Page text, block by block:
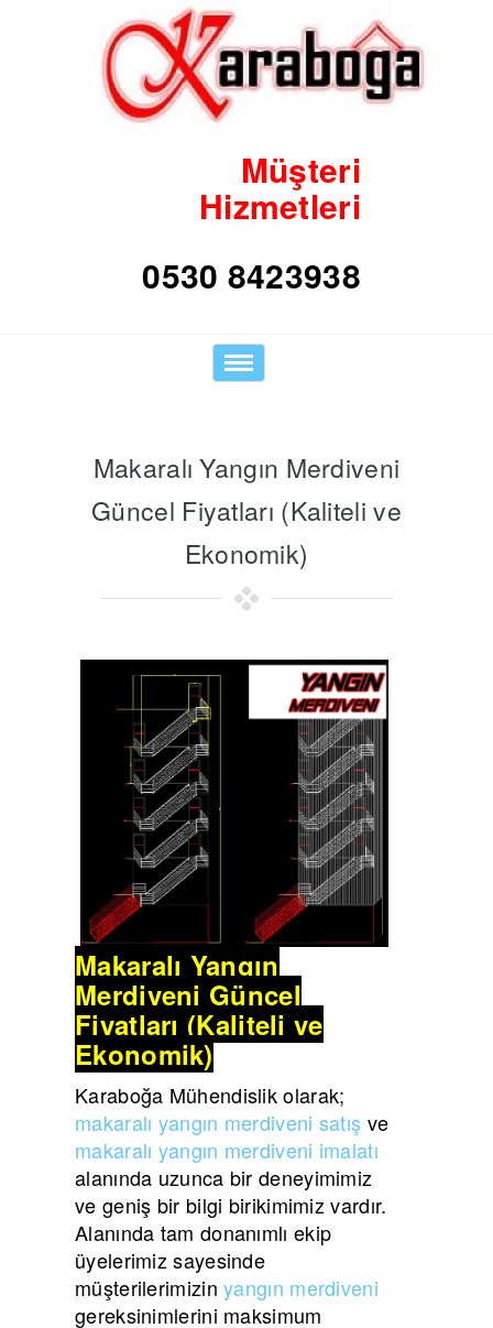
Müşteri
Hizmetleri
0530 8423938
Toggle
navigation
Makaralı Yangın Merdiveni
Güncel Fiyatları (Kaliteli ve
Ekonomik)
Makaralı Yangın
Merdiveni Güncel
Fiyatları (Kaliteli ve
Ekonomik)
Karaboğa Mühendislik olarak;
makaralı yangın merdiveni satış ve
makaralı yangın merdiveni imalatı
alanında uzunca bir deneyimimiz
ve geniş bir bilgi birikimimiz vardır.
Alanında tam donanımlı ekip
üyelerimiz sayesinde
müşterilerimizinyangın merdiveni
gereksinimlerini maksimum